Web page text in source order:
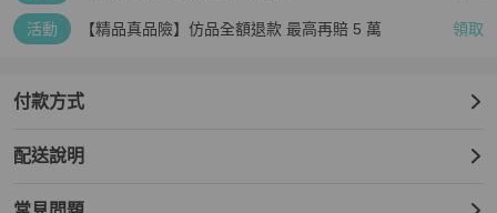
活動 【精品真品險】仿品全額退款 最高再賠 5 萬 領取
付款方式
配送說明